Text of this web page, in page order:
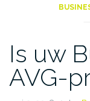
Is uw
AVG-